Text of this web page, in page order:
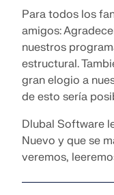
Para todos los
amigos:
nuestros
estructural.
gran elogio a
de esto sería
Dlubal Software
Nuevo y que se
veremos,